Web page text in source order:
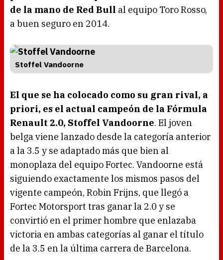
de la mano de Red Bull al equipo Toro Rosso,
a buen seguro en 2014.
Stoffel Vandoorne
El que se ha colocado como su gran rival, a
priori, es el actual campeón de la Fórmula
Renault 2.0, Stoffel Vandoorne. El joven
belga viene lanzado desde la categoría anterior
a la 3.5 y se adaptado más que bien al
monoplaza del equipo Fortec. Vandoorne está
siguiendo exactamente los mismos pasos del
vigente campeón, Robin Frijns, que llegó a
Fortec Motorsport tras ganar la 2.0 y se
convirtió en el primer hombre que enlazaba
victoria en ambas categorías al ganar el título
de la 3.5 en la última carrera de Barcelona.